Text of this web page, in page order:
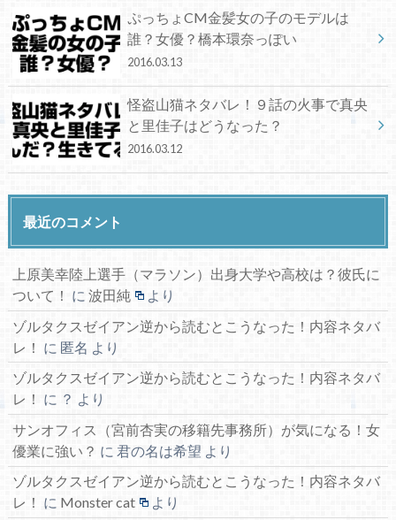
ぷっちょCM金髪女の子のモデルは
誰？女優？橋本環奈っぽい
2016.03.13
怪盗山猫ネタバレ！９話の火事で真央
と里佳子はどうなった？
2016.03.12
最近のコメント
上原美幸陸上選手（マラソン）出身大学や高校は？彼氏に
ついて！ に 波田純
より
ゾルタクスゼイアン逆から読むとこうなった！内容ネタバ
レ！ に 匿名 より
ゾルタクスゼイアン逆から読むとこうなった！内容ネタバ
レ！ に ？ より
サンオフィス（宮前杏実の移籍先事務所）が気になる！女
優業に強い？ に 君の名は希望 より
ゾルタクスゼイアン逆から読むとこうなった！内容ネタバ
レ！ に Monster cat より